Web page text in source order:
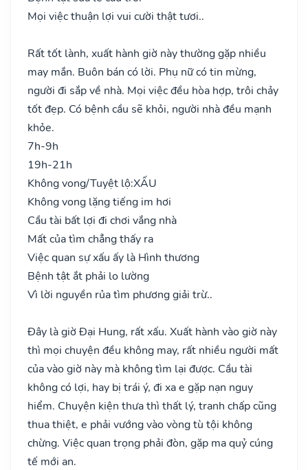
Mọi việc thuận lợi vui cười thật tươi..
Rất tốt lành, xuất hành giờ này thường gặp nhiều
may mắn. Buôn bán có lời. Phụ nữ có tin mừng,
người đi sắp về nhà. Mọi việc đều hòa hợp, trôi chảy
tốt đẹp. Có bệnh cầu sẽ khỏi, người nhà đều mạnh
khỏe.
7h-9h
19h-21h
Không vong/Tuyệt lộ:XẤU
Không vong lặng tiếng im hơi
Cầu tài bất lợi đi chơi vắng nhà
Mất của tìm chẳng thấy ra
Việc quan sự xấu ấy là Hình thương
Bệnh tật ắt phải lo lường
Vì lời nguyền rủa tìm phương giải trừ..
Đây là giờ Đại Hung, rất xấu. Xuất hành vào giờ này
thì mọi chuyện đều không may, rất nhiều người mất
của vào giờ này mà không tìm lại được. Cầu tài
không có lợi, hay bị trái ý, đi xa e gặp nạn nguy
hiểm. Chuyện kiện thưa thì thất lý, tranh chấp cũng
thua thiệt, e phải vướng vào vòng tù tội không
chừng. Việc quan trọng phải đòn, gặp ma quỷ cúng
tế mới an.